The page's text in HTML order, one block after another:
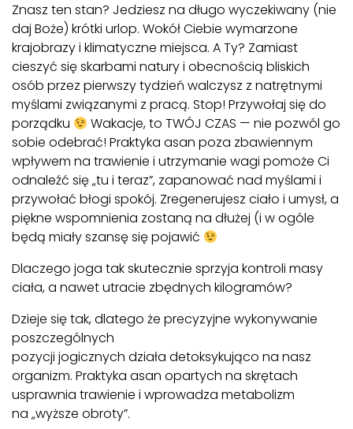
Znasz ten stan? Jedziesz na długo wyczekiwany (nie
daj Boże) krótki urlop. Wokół Ciebie wymarzone
krajobrazy i klimatyczne miejsca. A Ty? Zamiast
cieszyć się skarbami natury i obecnością bliskich
osób przez pierwszy tydzień walczysz z natrętnymi
myślami związanymi z pracą. Stop! Przywołaj się do
porządku
Wakacje, to TWÓJ CZAS — nie pozwól go
sobie odebrać! Praktyka asan poza zbawiennym
wpływem na trawienie i utrzymanie wagi pomoże Ci
odnaleźć się „tu i teraz”, zapanować nad myślami i
przywołać błogi spokój. Zregenerujesz ciało i umysł, a
piękne wspomnienia zostaną na dłużej (i w ogóle
będą miały szansę się pojawić
Dlaczego joga tak skutecznie sprzyja kontroli masy
ciała, a nawet utracie zbędnych kilogramów?
Dzieje się tak, dlatego że precyzyjne wykonywanie
poszczególnych
pozycji jogicznych działa detoksykująco na nasz
organizm. Praktyka asan opartych na skrętach
usprawnia trawienie i wprowadza metabolizm
na „wyższe obroty”.